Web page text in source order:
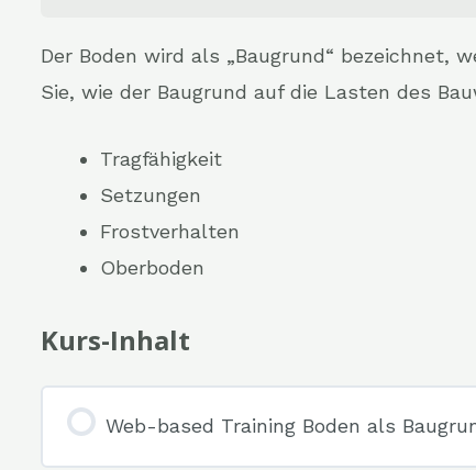
Der Boden wird als „Baugrund“ bezeichnet,
Sie, wie der Baugrund auf die Lasten des
Tragfähigkeit
Setzungen
Frostverhalten
Oberboden
Kurs-Inhalt
Web-based Training Boden als